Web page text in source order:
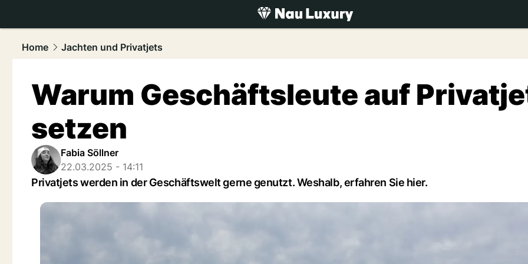
luxury.NAU.ch
Home
Jachten und Privatjets
Warum Geschäftsleute auf
setzen
Fabia Söllner
22.03.2025 - 14:11
Privatjets werden in der Geschäftswelt gerne genutzt. Weshalb, erfahren Sie hier.